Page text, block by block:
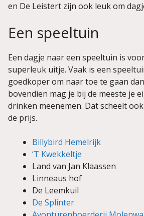
en De Leistert zijn ook leuk om
Een speeltuin
Een dagje naar een speeltuin is
superleuk uitje. Vaak is een
goedkoper om naar toe te gaan
bovendien mag je bij de meeste je
drinken meenemen. Dat scheelt
de prijs.
Billybird Hemelrijk
‘T Kwekkeltje
Land van Jan Klaassen
Linneaus hof
De Leemkuil
De Splinter